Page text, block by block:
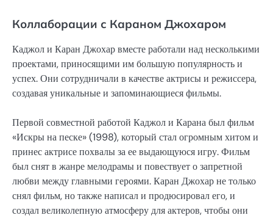
Коллаборации с Караном Джохаром
Каджол и Каран Джохар вместе работали над несколькими
проектами, приносящими им большую популярность и
успех. Они сотрудничали в качестве актрисы и режиссера,
создавая уникальные и запоминающиеся фильмы.
Первой совместной работой Каджол и Карана был фильм
«Искры на песке» (1998), который стал огромным хитом и
принес актрисе похвалы за ее выдающуюся игру. Фильм
был снят в жанре мелодрамы и повествует о запретной
любви между главными героями. Каран Джохар не только
снял фильм, но также написал и продюсировал его, и
создал великолепную атмосферу для актеров, чтобы они